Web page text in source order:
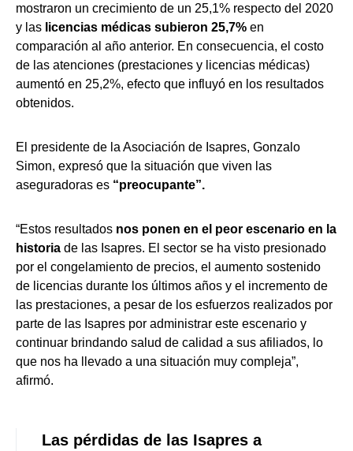
mostraron un crecimiento de un 25,1% respecto del 2020
y las licencias médicas subieron 25,7% en
comparación al año anterior. En consecuencia, el costo
de las atenciones (prestaciones y licencias médicas)
aumentó en 25,2%, efecto que influyó en los resultados
obtenidos.
El presidente de la Asociación de Isapres, Gonzalo
Simon, expresó que la situación que viven las
aseguradoras es “preocupante”.
“Estos resultados nos ponen en el peor escenario en la
historia de las Isapres. El sector se ha visto presionado
por el congelamiento de precios, el aumento sostenido
de licencias durante los últimos años y el incremento de
las prestaciones, a pesar de los esfuerzos realizados por
parte de las Isapres por administrar este escenario y
continuar brindando salud de calidad a sus afiliados, lo
que nos ha llevado a una situación muy compleja”,
afirmó.
Las pérdidas de las Isapres a